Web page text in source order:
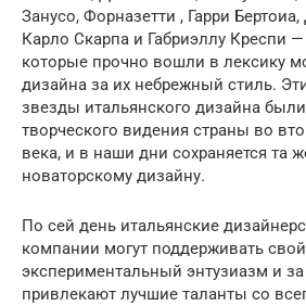
Занусо, Форназетти , Гарри
Карло Скарпа и Габриэллу Креспи
которые прочно вошли в лексику
дизайна за их небрежный стиль.
звезды итальянского дизайна
творческого видения страны во
века, и в наши дни сохраняется та
новаторскому дизайну.
По сей день итальянские
компании могут поддерживать
экспериментальный энтузиазм и
привлекают лучшие таланты со